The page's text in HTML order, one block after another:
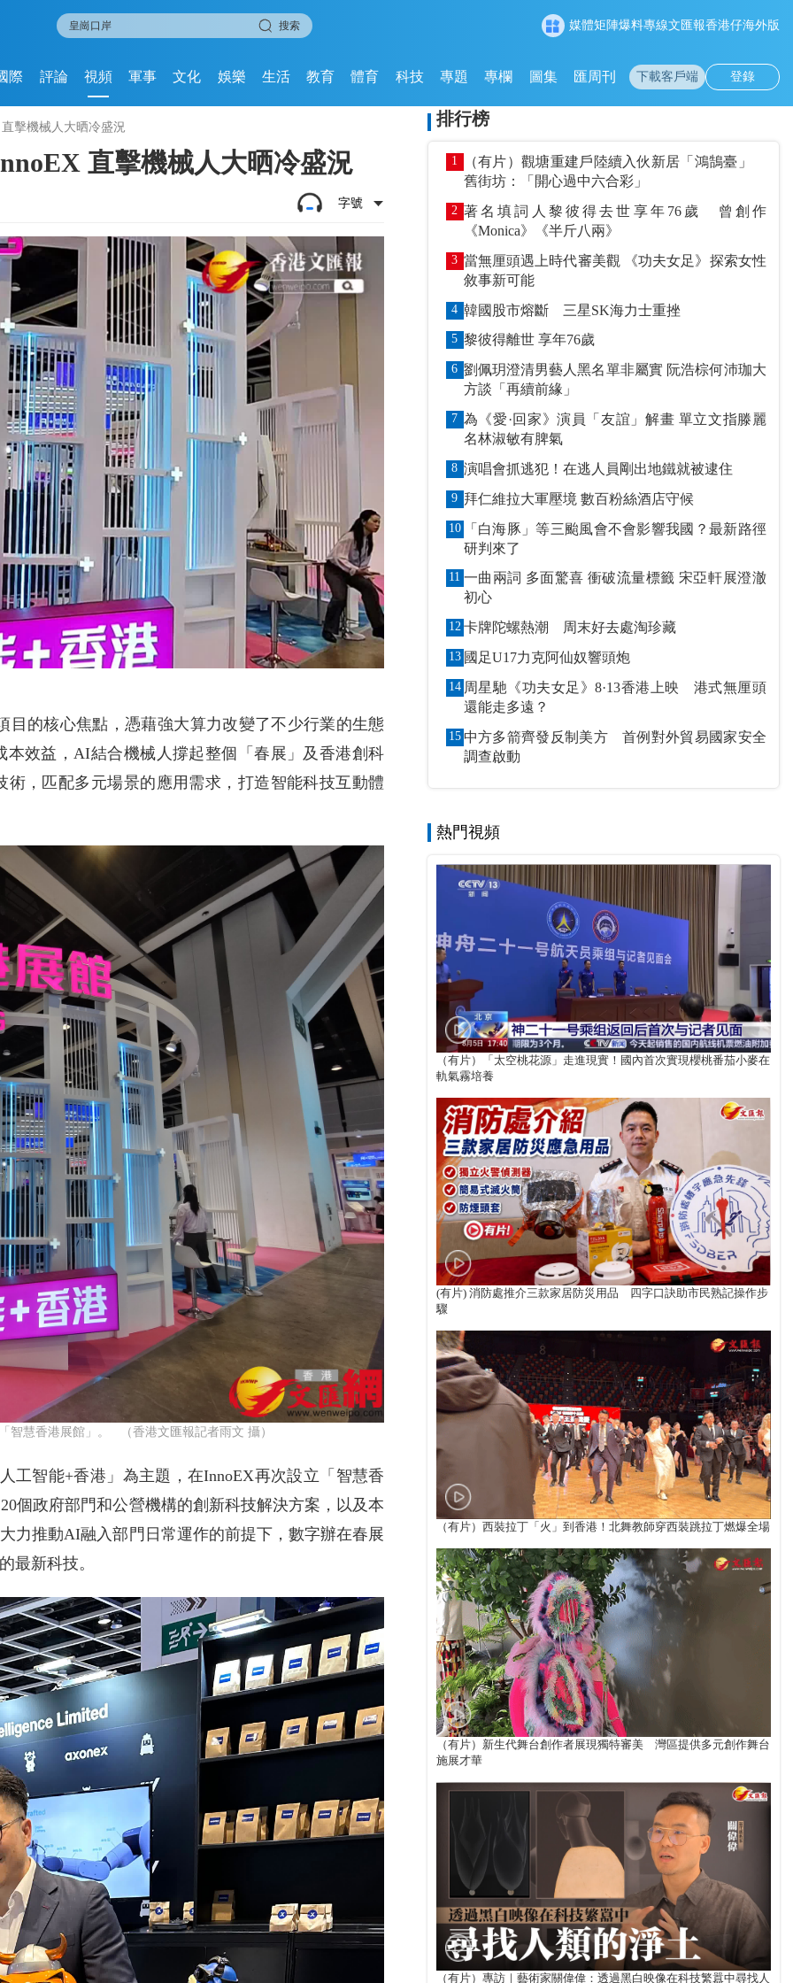
搜索 媒體矩陣爆料專線文匯報香港仔海外版
際 評論 視頻 軍事 文化 娛樂 生活 教育 體育 科技 專題 專欄 圖集 匯周刊 下載客戶端 登錄
擊機械人大晒冷盛況
直擊機械人大晒冷盛況
字號
的核心焦點，憑藉強大算力改變了不少行業的生態
效益，AI結合機械人撐起整個「春展」及香港創科
，匹配多元場景的應用需求，打造智能科技互動體
智慧香港展館」。 （香港文匯報記者雨文 攝）
工智能+香港」為主題，在InnoEX再次設立「智慧香
個政府部門和公營機構的創新科技解決方案，以及本
力推動AI融入部門日常運作的前提下，數字辦在春展
最新科技。
排行榜
1
（有片）觀塘重建戶陸續入伙新居「鴻鵠臺」
舊街坊：「開心過中六合彩」
2 著名填詞人黎彼得去世享年76歲 曾創作
《Monica》《半斤八兩》
3 當無厘頭遇上時代審美觀 《功夫女足》探索女性
敘事新可能
4 韓國股市熔斷 三星SK海力士重挫
5 黎彼得離世 享年76歲
6 劉佩玥澄清男藝人黑名單非屬實 阮浩棕何沛珈大
方談「再續前緣」
7 為《愛·回家》演員「友誼」解畫 單立文指滕麗
名林淑敏有脾氣
8 演唱會抓逃犯！在逃人員剛出地鐵就被逮住
9 拜仁維拉大軍壓境 數百粉絲酒店守候
10
「白海豚」等三颱風會不會影響我國？最新路徑
研判來了
11 一曲兩詞 多面驚喜 衝破流量標籤 宋亞軒展澄澈
初心
12 卡牌陀螺熱潮 周末好去處淘珍藏
13 國足U17力克阿仙奴響頭炮
14 周星馳《功夫女足》8·13香港上映 港式無厘頭
還能走多遠？
15 中方多箭齊發反制美方 首例對外貿易國家安全
調查啟動
熱門視頻
（有片）「太空桃花源」走進現實！國內首次實現櫻桃番茄小麥在
軌氣霧培養
(有片) 消防處推介三款家居防災用品 四字口訣助市民熟記操作步
驟
（有片）西裝拉丁「火」到香港！北舞教師穿西裝跳拉丁燃爆全場
（有片）新生代舞台創作者展現獨特審美 灣區提供多元創作舞台
施展才華
（有片）專訪｜藝術家關偉偉：透過黑白映像在科技繁囂中尋找人